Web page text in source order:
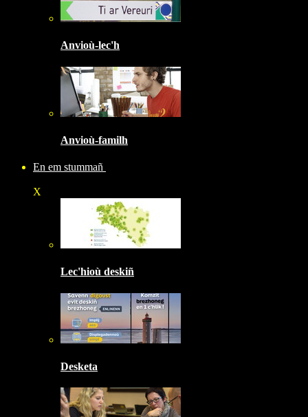
Anvioù-lec'h
Anvioù-familh
En em stummañ
X
Lec'hioù deskiñ
Desketa